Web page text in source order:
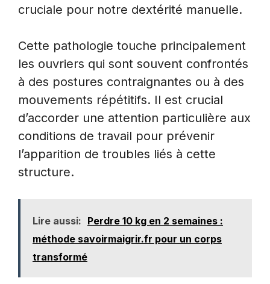
cruciale pour notre dextérité manuelle.
Cette pathologie touche principalement
les ouvriers qui sont souvent confrontés
à des postures contraignantes ou à des
mouvements répétitifs. Il est crucial
d’accorder une attention particulière aux
conditions de travail pour prévenir
l’apparition de troubles liés à cette
structure.
Lire aussi: Perdre 10 kg en 2 semaines :
méthode savoirmaigrir.fr pour un corps
transformé